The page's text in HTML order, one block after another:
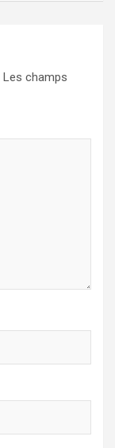
Les champs